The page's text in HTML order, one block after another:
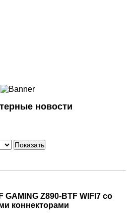
обеспечение
новости
GAMING Z890‑BTF WIFI7 со
коннекторами